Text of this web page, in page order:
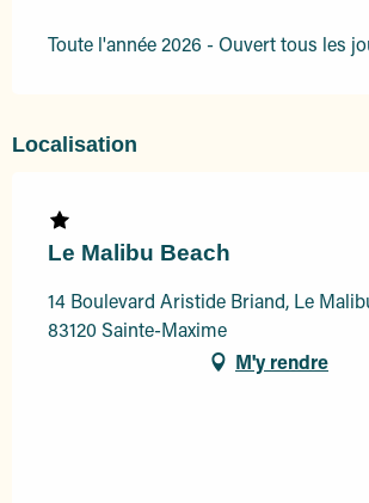
Toute l'année 2026 - Ouvert tous les
Localisation
Le Malibu Beach
14 Boulevard Aristide Briand, Le
83120 Sainte-Maxime
M'y rendre